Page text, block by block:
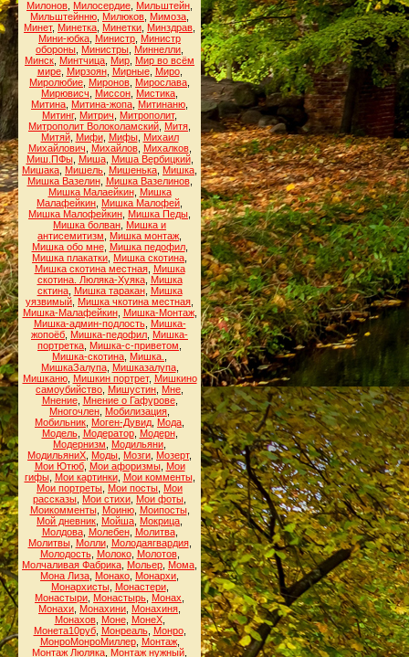
Милонов Милосердие Мильштейн
Мильштейнню Милюков Мимоза
Минет, Минетка Минетки Минздрав
Мини-юбка Министр Министр
обороны Министры Миннелли
Минск Минтчица Мир Мир во всём
мире, Мирзоян, Мирные, Миро,
Миролюбие Миронов Мирослава
Мирювисч
Миссон Мистика
Митина Митина-жопа Митинаню
Митинг, Митрич Митрополит,
Митрополит Волоколамский Митя
Митяй, Мифи, Мифы, Михаил
Михайлович
Михайлов, Михалков,
Миш.ПФы, Миша, Миша Вербицкий,
Мишака Мишель Мишенька Мишка
Мишка Вазелин, Мишка Вазелинов,
Мишка Малаейкин, Мишка
Малафейкин Мишка Малофей
Мишка Малофейкин Мишка Педы
Мишка болван Мишка и
антисемитизм
Мишка монтаж
Мишка обо мне, Мишка педофил,
Мишка плакатки Мишка скотина
Мишка скотина местная, Мишка
скотина. Люляка-Хуяка, Мишка
сктина, Мишка таракан, Мишка
уязвимый Мишка чкотина местная
Мишка-Малафейкин, Мишка-Монтаж,
Мишка-админ-подлость, Мишка-
жопоёб Мишка-педофил Мишка-
портретка Мишка-с-приветом
Мишка-скотина Мишка.
МишкаЗалупа, Мишказалупа,
Мишканю, Мишкин портрет, Мишкино
самоубийство Мишустин Мне
Мнение, Мнение о Гафурове,
Многочлен Мобилизация
Мобильник Моген-Дувид Мода
Модель, Модератор, Модерн,
Модернизм
Модильяни
МодильяниХ Моды Мозги Мозерт,
Мои Ютюб, Мои афоризмы, Мои
гифы, Мои картинки, Мои комменты,
Мои портреты Мои посты Мои
рассказы Мои стихи Мои фоты
Моикомменты, Моиню, Моипосты,
Мой дневник Мойша Мокрица
Молдова, Молебен, Молитва,
Молитвы, Молли, Молодаягвардия,
Молодость, Молоко, Молотов,
Молчаливая Фабрика Мольер Мома
Мона Лиза Монако Монархи
Монархисты, Монастери,
Монастыри Монастырь Монах
Монахи Монахини Монахиня
Монахов, Моне, МонеХ,
Монета10руб, Монреаль, Монро,
МонроМонроМиллер, Монтаж,
Монтаж Люляка Монтаж нужный